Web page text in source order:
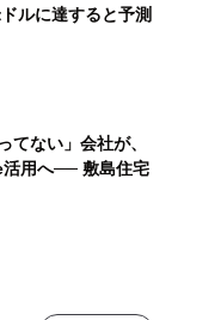
ルに達すると予測
てない」会社が、
用へ── 敷島住宅